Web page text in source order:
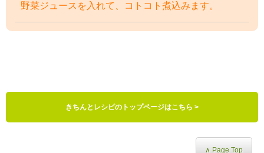
野菜ジュースを入れて、コトコト煮込みます。
きちんとレシピのトップページはこちら >
∧ Page Top